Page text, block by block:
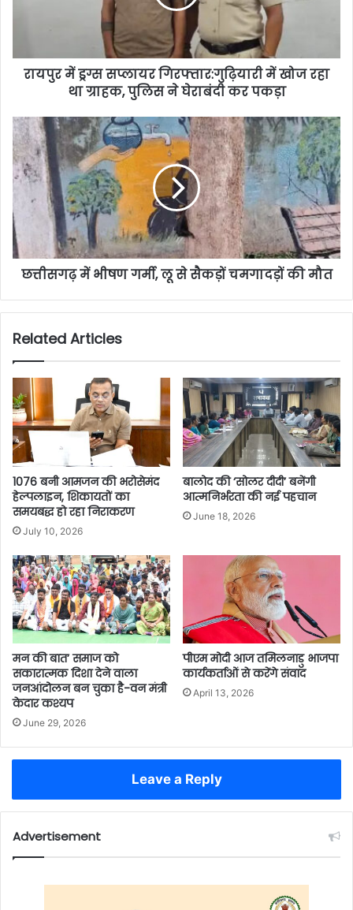
रायपुर में ड्रग्स सप्लायर गिरफ्तार:गुढ़ियारी में खोज रहा
था ग्राहक, पुलिस ने घेराबंदी कर पकड़ा
छत्तीसगढ़ में भीषण गर्मी, लू से सैकड़ों चमगादड़ों की मौत
Related Articles
1076 बनी आमजन की भरोसेमंद
हेल्पलाइन, शिकायतों का
समयबद्ध हो रहा निराकरण
July 10, 2026
बालोद की ‘सोलर दीदी’ बनेंगी
आत्मनिर्भरता की नई पहचान
June 18, 2026
मन की बात’ समाज को
सकारात्मक दिशा देने वाला
जनआंदोलन बन चुका है-वन मंत्री
केदार कश्यप
June 29, 2026
पीएम मोदी आज तमिलनाडु भाजपा
कार्यकर्ताओं से करेंगे संवाद
April 13, 2026
Leave a Reply
Advertisement